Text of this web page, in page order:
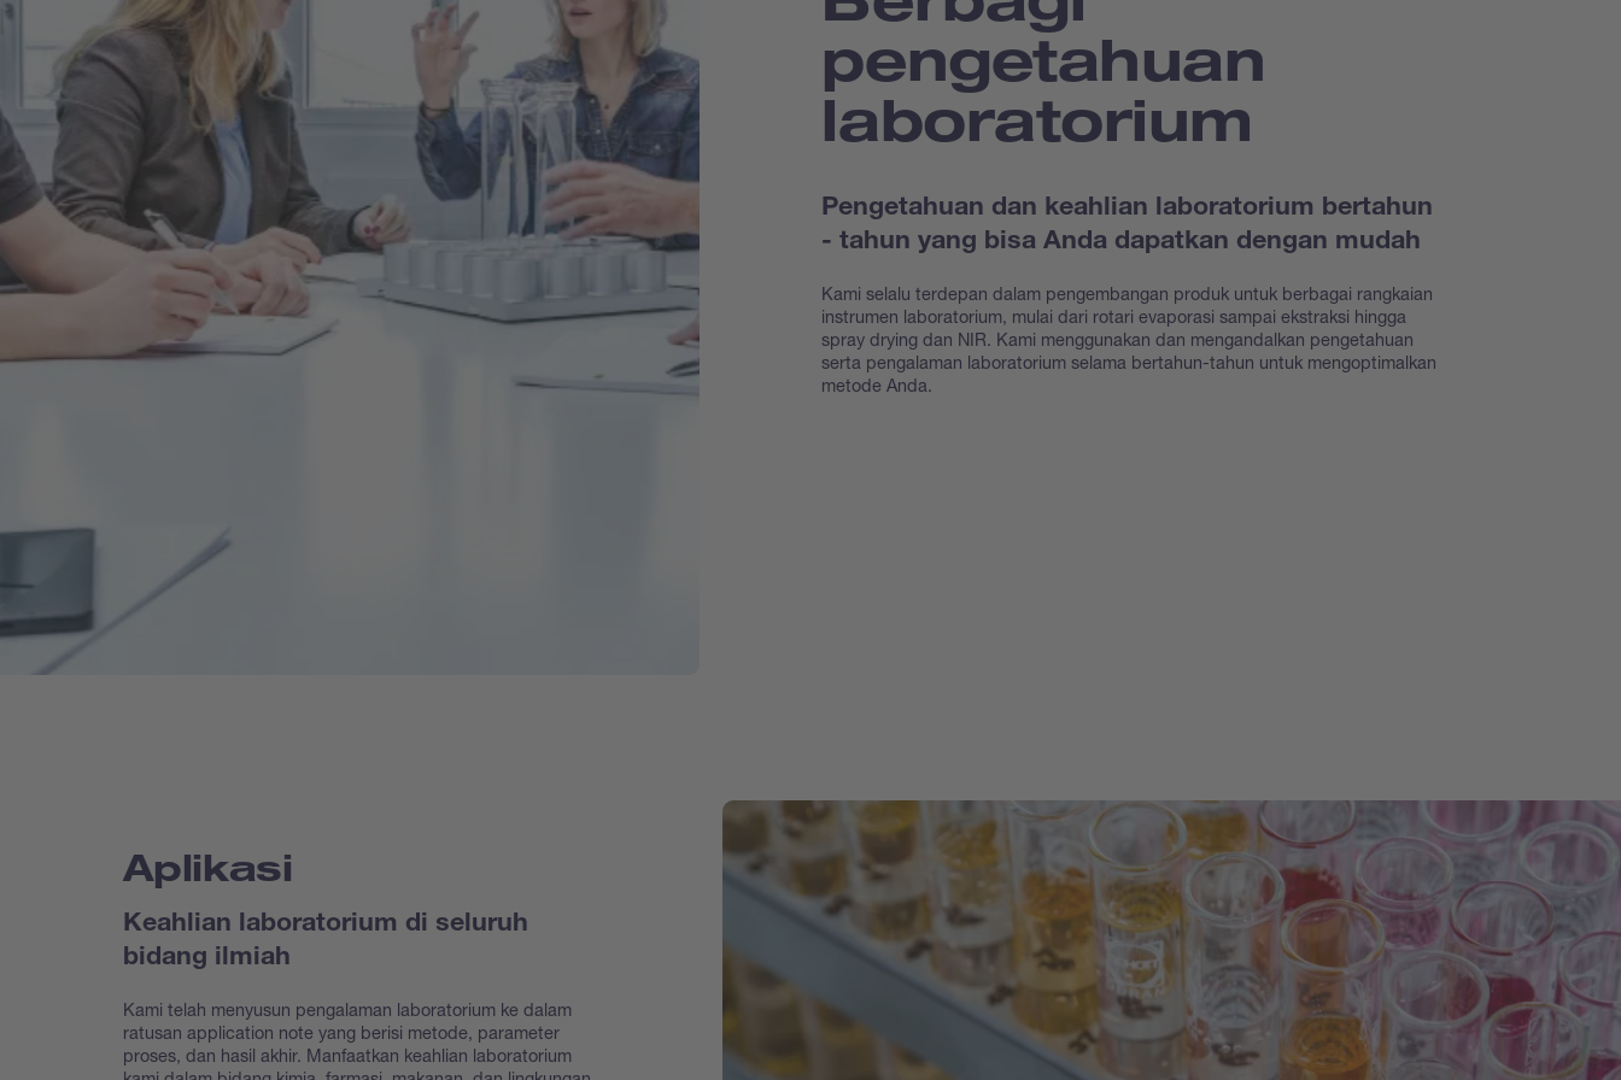
pengetahuan
laboratorium
Pengetahuan dan keahlian laboratorium bertahun
- tahun yang bisa Anda dapatkan dengan mudah
Kami selalu terdepan dalam pengembangan produk untuk berbagai rangkaian
instrumen laboratorium, mulai dari rotari evaporasi sampai ekstraksi hingga
spray drying dan NIR. Kami menggunakan dan mengandalkan pengetahuan
serta pengalaman laboratorium selama bertahun-tahun untuk mengoptimalkan
metode Anda.
Aplikasi
Keahlian laboratorium di seluruh
bidang ilmiah
Kami telah menyusun pengalaman laboratorium ke dalam
ratusan application note yang berisi metode, parameter
proses, dan hasil akhir. Manfaatkan keahlian laboratorium